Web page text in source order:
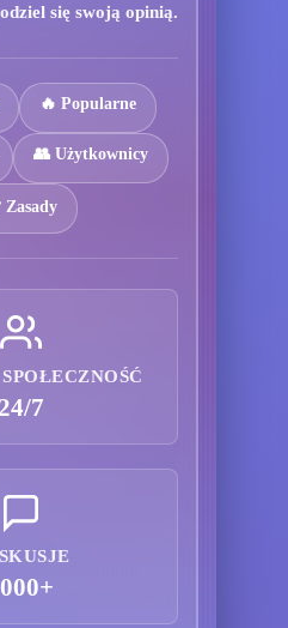
się swoją opinią.
🔥 Popularne
👥 Użytkownicy
Zasady
24/7